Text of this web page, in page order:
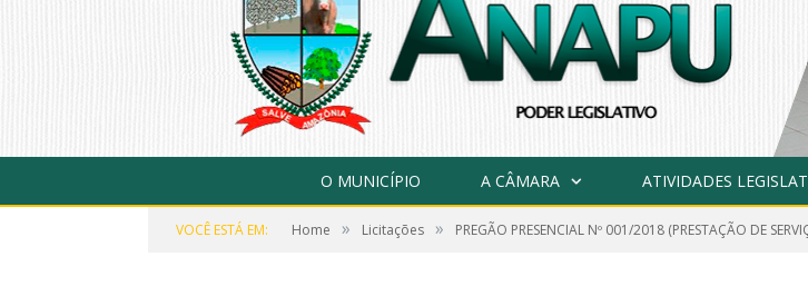
O MUNICÍPIO A CÂMARA ATIVIDADES
VOCÊ ESTÁ EM: Home » Licitações » PREGÃO PRESENCIAL Nº 001/2018 (PRESTAÇÃO DE